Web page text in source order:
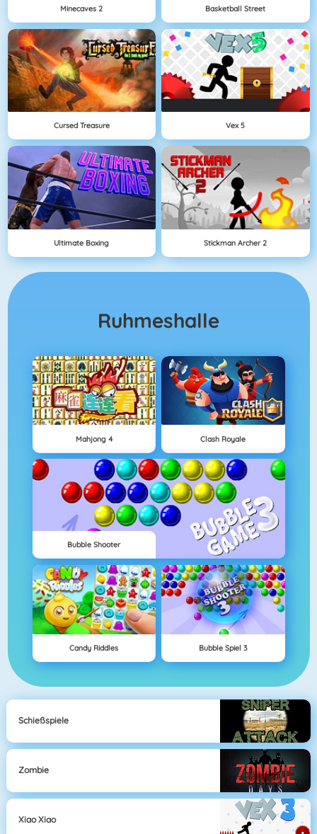
Minecaves 2 Basketball Street
Cursed Treasure Vex 5
Ultimate Boxing Stickman Archer 2
Ruhmeshalle
Mahjong 4 Clash Royale
Bubble Shooter
Candy Riddles Bubble Spiel 3
Schießspiele
Zombie
Xiao Xiao